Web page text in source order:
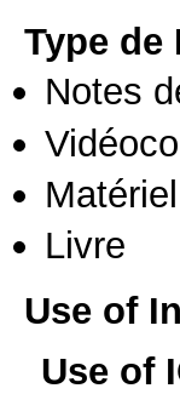
Type de
Notes
Livre
Use of
Use of